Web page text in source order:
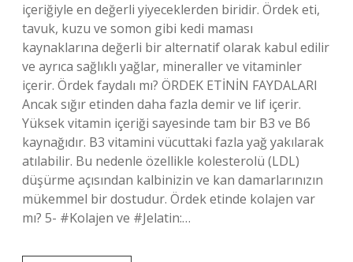
içeriğiyle en değerli yiyeceklerden biridir. Ördek eti,
tavuk, kuzu ve somon gibi kedi maması
kaynaklarına değerli bir alternatif olarak kabul edilir
ve ayrıca sağlıklı yağlar, mineraller ve vitaminler
içerir. Ördek faydalı mı? ÖRDEK ETİNİN FAYDALARI
Ancak sığır etinden daha fazla demir ve lif içerir.
Yüksek vitamin içeriği sayesinde tam bir B3 ve B6
kaynağıdır. B3 vitamini vücuttaki fazla yağ yakılarak
atılabilir. Bu nedenle özellikle kolesterolü (LDL)
düşürme açısından kalbinizin ve kan damarlarınızın
mükemmel bir dostudur. Ördek etinde kolajen var
mı? 5- #Kolajen ve #Jelatin:…